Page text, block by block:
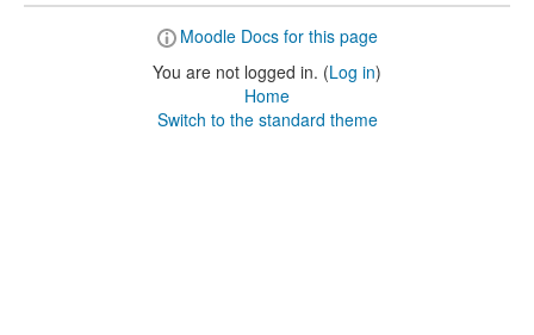
Moodle Docs for this page
You are not logged in. (Log in)
Home
Switch to the standard theme